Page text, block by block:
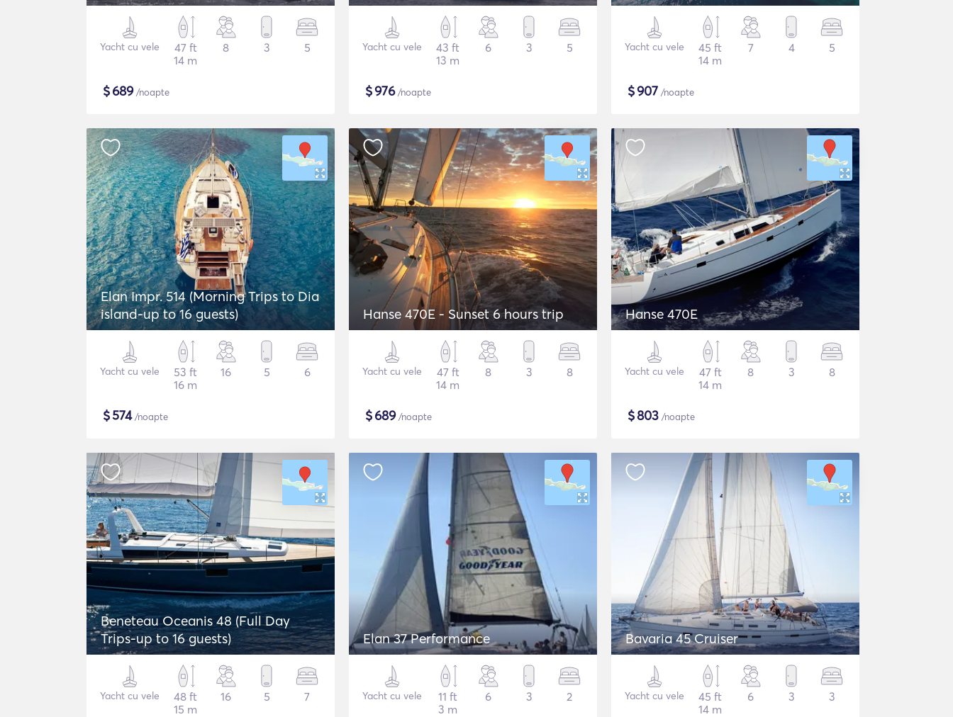
Yacht cu vele
47 ft
14 m
8 3 5
$689/noapte
Yacht cu vele
43 ft
13 m
6 3 5
$976/noapte
Yacht cu vele
45 ft
14 m
7 4 5
$907 /noapte
Elan Impr. 514 (Morning Trips to Dia
island-up to 16 guests)
Yacht cu vele
53 ft
16 m
16 5 6
$574/noapte
Hanse 470E - Sunset 6 hours trip
Yacht cu vele
47 ft
14 m
8 3 8
$689/noapte
Hanse 470E
Yacht cu vele
47 ft
14 m
8 3 8
$803 /noapte
Beneteau Oceanis 48 (Full Day
Trips-up to 16 guests)
Yacht cu vele
48 ft
15 m
16 5 7
Elan 37 Performance
Yacht cu vele
11 ft
3 m
6 3 2
Bavaria 45 Cruiser
Yacht cu vele
45 ft
14 m
6 3 3